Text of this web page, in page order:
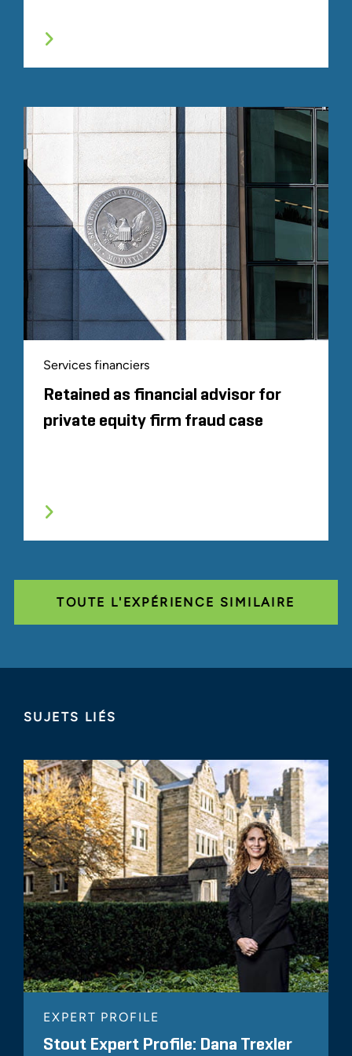
réglementaires, et dans le cadre de mécanismes de
résolution alternative des conflits.
Enquêtes & Crimes Financiers
Nous offrons des services d'enquête médico-légale
et de détection de fraude pour les procédures
réglementaires, les enquêtes internes et les litiges.
L’équipe de professionnels médico-légaux de Stout’
comprend des comptables, des experts en
évaluation et en finance, ainsi que des spécialistes
en criminalistique numérique, tous certifiés, agréés
et formés pour aider les clients à analyser des
transactions financières complexes.
Conformité réglementaire
Nous proposons une gamme complète de services
la conformité et la surveillance réglementaires,
fraude, à l’inconduite, au vol d’identité, aux
violations de données et à d’autres actes illégaux.
Services financiers
Retained as financial advisor for
private equity firm fraud case
TOUTE L'EXPÉRIENCE SIMILAIRE
SUJETS LIÉS
EXPERT PROFILE
Stout Expert Profile: Dana Trexler